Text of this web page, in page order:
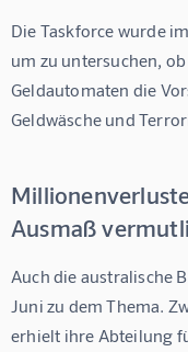
Die Taskforce wurde
um zu untersuchen,
Geldautomaten die
Geldwäsche und
Ausmaß
Auch die australische
Juni zu dem Thema.
erhielt ihre Abteilung